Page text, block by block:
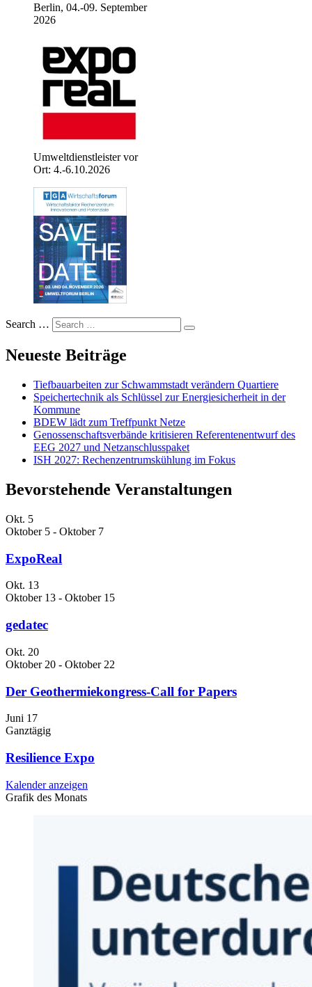
Berlin, 04.-09. September
2026
Umweltdienstleister vor
Ort: 4.-6.10.2026
Search …
Neueste Beiträge
Tiefbauarbeiten zur Schwammstadt verändern Quartiere
Speichertechnik als Schlüssel zur Energiesicherheit in der
Kommune
BDEW lädt zum Treffpunkt Netze
Genossenschaftsverbände kritisieren Referentenentwurf des
EEG 2027 und Netzanschlusspaket
ISH 2027: Rechenzentrumskühlung im Fokus
Bevorstehende Veranstaltungen
Okt. 5
Oktober 5 - Oktober 7
ExpoReal
Okt. 13
Oktober 13 - Oktober 15
gedatec
Okt. 20
Oktober 20 - Oktober 22
Der Geothermiekongress-Call for Papers
Juni 17
Ganztägig
Resilience Expo
Kalender anzeigen
Grafik des Monats